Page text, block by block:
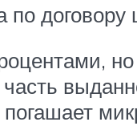
по договору
но